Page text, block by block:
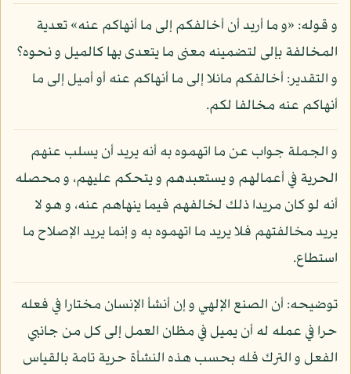
و قوله: «و ما أريد أن أخالفكم إلى ما أنهاكم عنه» تعدية
المخالفة بإلى لتضمينه معنى ما يتعدى بها كالميل و نحوه؟
و التقدير: أخالفكم مائلا إلى ما أنهاكم عنه أو أميل إلى ما
أنهاكم عنه مخالفا لكم.
و الجملة جواب عن ما اتهموه به أنه يريد أن يسلب عنهم
الحرية في أعمالهم و يستعبدهم و يتحكم عليهم، و محصله
أنه لو كان مريدا ذلك لخالفهم فيما ينهاهم عنه، و هو لا
يريد مخالفتهم فلا يريد ما اتهموه به و إنما يريد الإصلاح ما
استطاع.
توضيحه: أن الصنع الإلهي و إن أنشأ الإنسان مختارا في فعله
حرا في عمله له أن يميل في مظان العمل إلى كل من جانبي
الفعل و الترك فله بحسب هذه النشأة حرية تامة بالقياس